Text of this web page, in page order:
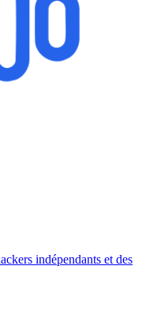
indépendants et des